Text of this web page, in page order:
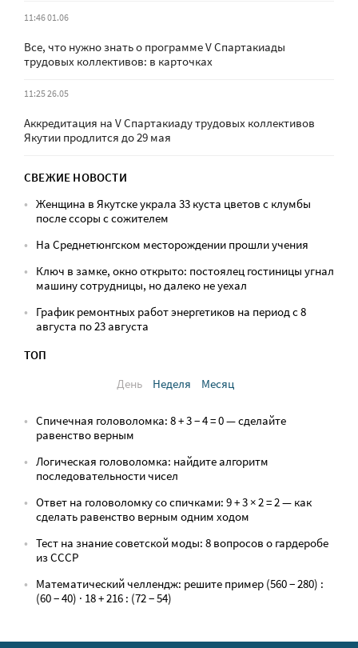
11:46 01.06
Все, что нужно знать о программе V Спартакиады
трудовых коллективов: в карточках
11:25 26.05
Аккредитация на V Спартакиаду трудовых коллективов
Якутии продлится до 29 мая
СВЕЖИЕ НОВОСТИ
Женщина в Якутске украла 33 куста цветов с клумбы
после ссоры с сожителем
На Среднетюнгском месторождении прошли учения
Ключ в замке, окно открыто: постоялец гостиницы угнал
машину сотрудницы, но далеко не уехал
График ремонтных работ энергетиков на период с 8
августа по 23 августа
ТОП
День
Неделя Месяц
Спичечная головоломка: 8 + 3 − 4 = 0 — сделайте
равенство верным
Логическая головоломка: найдите алгоритм
последовательности чисел
Ответ на головоломку со спичками: 9 + 3 × 2 = 2 — как
сделать равенство верным одним ходом
Тест на знание советской моды: 8 вопросов о гардеробе
из СССР
Математический челлендж: решите пример (560 − 280) :
(60 − 40) · 18 + 216 : (72 − 54)